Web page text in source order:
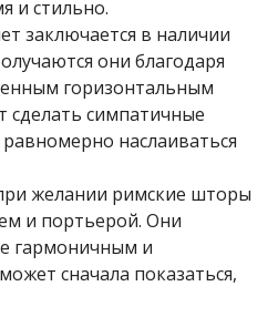
и стильно.
заключается в наличии
они благодаря
горизонтальным
симпатичные
наслаиваться
желании римские шторы
и портьерой. Они
гармоничным и
сначала показаться,